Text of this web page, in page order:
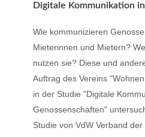
Digitale Kommunikation
Wie kommunizieren
Mieterinnen und Mietern?
nutzen sie? Diese und
Auftrag des Vereins
in der Studie "Digitale
Genossenschaften"
Studie von VdW Verband